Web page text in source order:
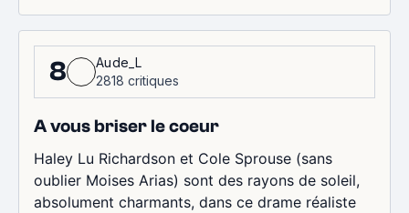
8
Aude_L
2818 critiques
A vous briser le coeur
Haley Lu Richardson et Cole Sprouse (sans
oublier Moises Arias) sont des rayons de soleil,
absolument charmants, dans ce drame réaliste